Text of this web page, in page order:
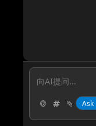
Ask